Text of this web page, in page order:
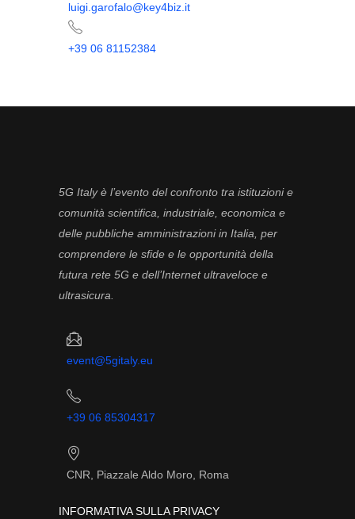
luigi.garofalo@key4biz.it
+39 06 81152384
5G Italy è l’evento del confronto tra istituzioni e
comunità scientifica, industriale, economica e
delle pubbliche amministrazioni in Italia, per
comprendere le sfide e le opportunità della
futura rete 5G e dell’Internet ultraveloce e
ultrasicura.
event@5gitaly.eu
+39 06 85304317
CNR, Piazzale Aldo Moro, Roma
INFORMATIVA SULLA PRIVACY